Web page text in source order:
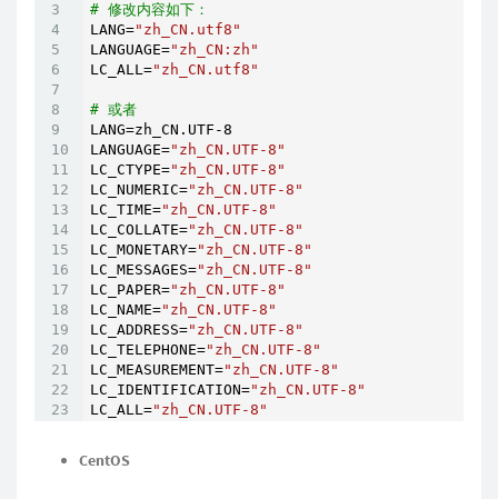
# 修改内容如下：
LANG="zh_CN.utf8"
LANGUAGE="zh_CN:zh"
LC_ALL="zh_CN.utf8"
# 或者
LANG=zh_CN.UTF-8
LANGUAGE="zh_CN.UTF-8"
LC_CTYPE="zh_CN.UTF-8"
LC_NUMERIC="zh_CN.UTF-8"
LC_TIME="zh_CN.UTF-8"
LC_COLLATE="zh_CN.UTF-8"
LC_MONETARY="zh_CN.UTF-8"
LC_MESSAGES="zh_CN.UTF-8"
LC_PAPER="zh_CN.UTF-8"
LC_NAME="zh_CN.UTF-8"
LC_ADDRESS="zh_CN.UTF-8"
LC_TELEPHONE="zh_CN.UTF-8"
LC_MEASUREMENT="zh_CN.UTF-8"
LC_IDENTIFICATION="zh_CN.UTF-8"
LC_ALL="zh_CN.UTF-8"
CentOS